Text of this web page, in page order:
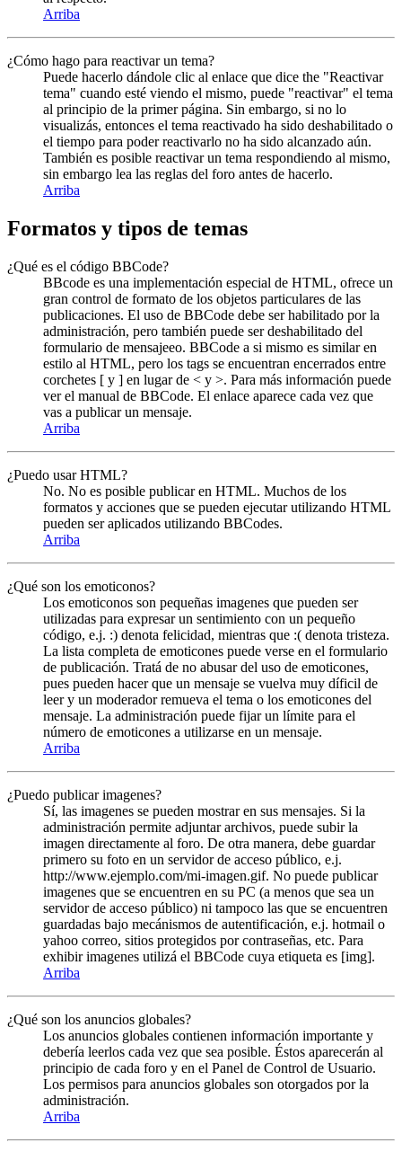
Arriba
¿Cómo hago para reactivar un tema?
Puede hacerlo dándole clic al enlace que dice the "Reactivar
tema" cuando esté viendo el mismo, puede "reactivar" el tema
al principio de la primer página. Sin embargo, si no lo
visualizás, entonces el tema reactivado ha sido deshabilitado o
el tiempo para poder reactivarlo no ha sido alcanzado aún.
También es posible reactivar un tema respondiendo al mismo,
sin embargo lea las reglas del foro antes de hacerlo.
Arriba
Formatos y tipos de temas
¿Qué es el código BBCode?
BBcode es una implementación especial de HTML, ofrece un
gran control de formato de los objetos particulares de las
publicaciones. El uso de BBCode debe ser habilitado por la
administración, pero también puede ser deshabilitado del
formulario de mensajeeo. BBCode a si mismo es similar en
estilo al HTML, pero los tags se encuentran encerrados entre
corchetes [ y ] en lugar de < y >. Para más información puede
ver el manual de BBCode. El enlace aparece cada vez que
vas a publicar un mensaje.
Arriba
¿Puedo usar HTML?
No. No es posible publicar en HTML. Muchos de los
formatos y acciones que se pueden ejecutar utilizando HTML
pueden ser aplicados utilizando BBCodes.
Arriba
¿Qué son los emoticonos?
Los emoticonos son pequeñas imagenes que pueden ser
utilizadas para expresar un sentimiento con un pequeño
código, e.j. :) denota felicidad, mientras que :( denota tristeza.
La lista completa de emoticones puede verse en el formulario
de publicación. Tratá de no abusar del uso de emoticones,
pues pueden hacer que un mensaje se vuelva muy díficil de
leer y un moderador remueva el tema o los emoticones del
mensaje. La administración puede fijar un límite para el
número de emoticones a utilizarse en un mensaje.
Arriba
¿Puedo publicar imagenes?
Sí, las imagenes se pueden mostrar en sus mensajes. Si la
administración permite adjuntar archivos, puede subir la
imagen directamente al foro. De otra manera, debe guardar
primero su foto en un servidor de acceso público, e.j.
http://www.ejemplo.com/mi-imagen.gif. No puede publicar
imagenes que se encuentren en su PC (a menos que sea un
servidor de acceso público) ni tampoco las que se encuentren
guardadas bajo mecánismos de autentificación, e.j. hotmail o
yahoo correo, sitios protegidos por contraseñas, etc. Para
exhibir imagenes utilizá el BBCode cuya etiqueta es [img].
Arriba
¿Qué son los anuncios globales?
Los anuncios globales contienen información importante y
debería leerlos cada vez que sea posible. Éstos aparecerán al
principio de cada foro y en el Panel de Control de Usuario.
Los permisos para anuncios globales son otorgados por la
administración.
Arriba